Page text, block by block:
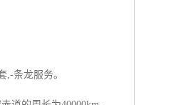
,-条龙服务。